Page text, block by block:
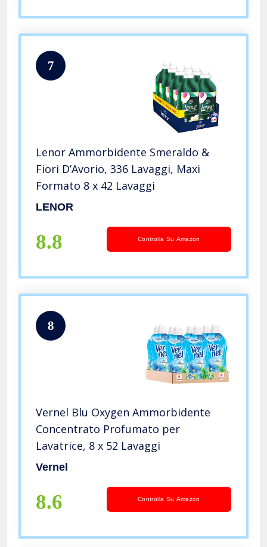
7
Lenor Ammorbidente Smeraldo &
Fiori D’Avorio, 336 Lavaggi, Maxi
Formato 8 x 42 Lavaggi
LENOR
8.8 Controlla Su Amazon
8
Vernel Blu Oxygen Ammorbidente
Concentrato Profumato per
Lavatrice, 8 x 52 Lavaggi
Vernel
8.6 Controlla Su Amazon